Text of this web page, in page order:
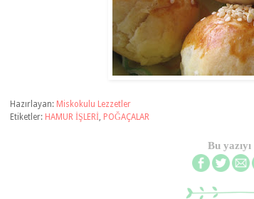
Hazırlayan: Miskokulu Lezzetler
Etiketler: HAMUR İŞLERİ POĞAÇALAR
Bu